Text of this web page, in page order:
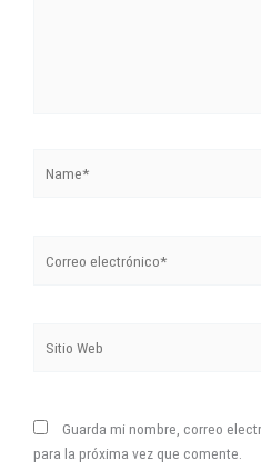
electrónico*
Web
Guarda mi nombre, correo
para la próxima vez que comente.